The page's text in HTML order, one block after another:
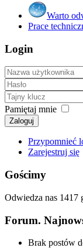
Warto
Prace
Login
Pamiętaj mnie
Zaloguj
Przypomnieć
Zarejestruj się
Gościmy
Odwiedza nas 1417
Forum.
Brak postów